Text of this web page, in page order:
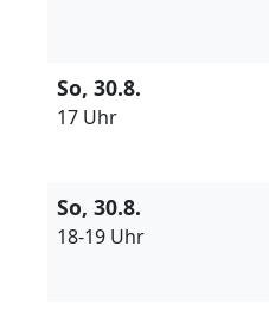
So, 30.8.
17 Uhr
So, 30.8.
18-19 Uhr